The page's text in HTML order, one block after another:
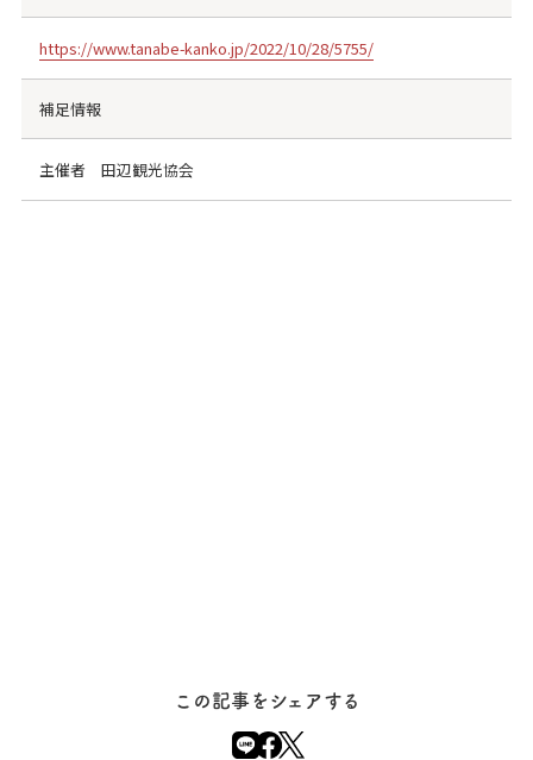
https://www.tanabe-kanko.jp/2022/10/28/5755/
補足情報
主催者 田辺観光協会
この記事をシェアする